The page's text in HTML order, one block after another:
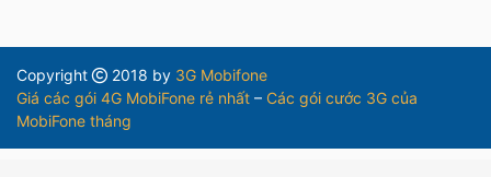
Copyright 2018 by 3G Mobifone
Giá các gói 4G MobiFone rẻ nhất – Các gói cước 3G của
MobiFone tháng